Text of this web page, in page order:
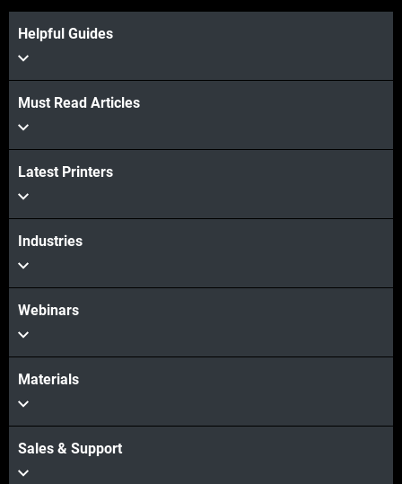
더보기
더보기
Helpful Guides
Must Read Articles
Latest Printers
Industries
Webinars
Materials
Sales & Support